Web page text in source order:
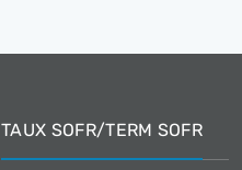
TAUX SOFR/TERM SOFR